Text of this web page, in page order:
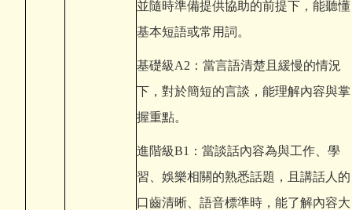
並隨時準備提供協助的前提下，能聽懂
基本短語或常用詞。
基礎級A2：當言語清楚且緩慢的情況
下，對於簡短的言談，能理解內容與掌
握重點。
進階級B1：當談話內容為與工作、學
習、娛樂相關的熟悉話題，且講話人的
口齒清晰、語音標準時，能了解內容大